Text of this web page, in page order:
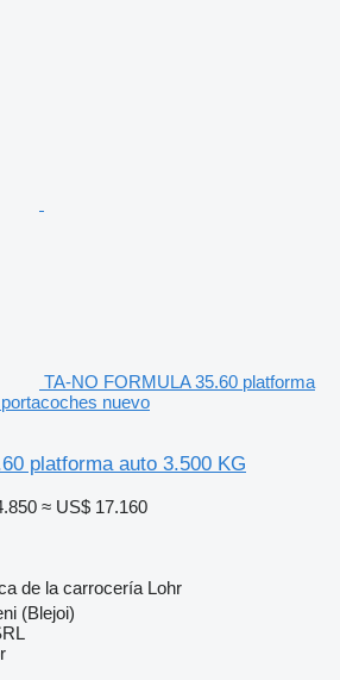
TA-NO FORMULA 35.60 platforma
nuevo
platforma auto 3.500 KG
≈ US$ 17.160
de la carrocería Lohr
(Blejoi)